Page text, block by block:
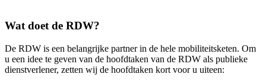
Wat doet de RDW?
De RDW is een belangrijke partner in de hele mobiliteitsketen. Om
u een idee te geven van de hoofdtaken van de RDW als publieke
dienstverlener, zetten wij de hoofdtaken kort voor u uiteen: